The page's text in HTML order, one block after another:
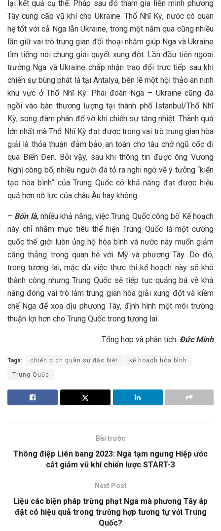
lại kết quả cụ thể. Pháp sau đó tham gia liên minh phương
Tây cung cấp vũ khí cho Ukraine. Thổ Nhĩ Kỳ, nước có quan
hệ tốt với cả Nga lẫn Ukraine, trong một năm qua cũng nhiều
lần giữ vai trò trung gian đối thoại nhằm giúp Nga và Ukraine
tìm tiếng nói chung giải quyết xung đột. Lần đầu tiên ngoại
trưởng Nga và Ukraine chấp nhận trao đổi trực tiếp sau khi
chiến sự bùng phát là tại Antalya, bên lề một hội thảo an ninh
khu vực ở Thổ Nhĩ Kỳ. Phái đoàn Nga – Ukraine cũng đã
ngồi vào bàn thương lượng tại thành phố Istanbul/Thổ Nhĩ
Kỳ, song đàm phán đổ vỡ khi chiến sự tăng nhiệt. Thành quả
lớn nhất mà Thổ Nhĩ Kỳ đạt được trong vai trò trung gian hòa
giải là thỏa thuận đảm bảo an toàn cho tàu chở ngũ cốc đi
qua Biển Đen. Bởi vậy, sau khi thông tin được ông Vương
Nghị công bố, nhiều người đã tỏ ra nghi ngờ về ý tưởng “kiến
tạo hòa bình” của Trung Quốc có khả năng đạt được hiệu
quả hơn nỗ lực của châu Âu hay không.
– Bốn là, nhiều khả năng, việc Trung Quốc công bố Kế hoạch
này chỉ nhằm mục tiêu thể hiện Trung Quốc là một cường
quốc thế giới luôn ủng hộ hòa bình và nước này muốn giảm
căng thẳng trong quan hệ với Mỹ và phương Tây. Do đó,
trong tương lai, mặc dù việc thực thi kế hoạch này sẽ khó
thành công nhưng Trung Quốc sẽ tiếp tục quảng bá về khả
năng đóng vai trò làm trung gian hòa giải xung đột và kiềm
chế Nga để xoa dịu phương Tây, định hình một môi trường
thuận lợi hơn cho Trung Quốc trong tương lai.
Tổng hợp và phân tích: Đức Minh
Tags: chiến dịch quân sự đặc biệt kế hoạch hòa bình
Trung Quốc
Bài trước
Thông điệp Liên bang 2023: Nga tạm ngưng Hiệp ước
cắt giảm vũ khí chiến lược START-3
Next Post
Liệu các biện pháp trừng phạt Nga mà phương Tây áp
đặt có hiệu quả trong trường hợp tương tự với Trung
Quốc?